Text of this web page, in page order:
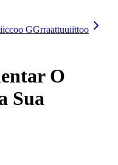
iiccoo GGrraattuuiittoo
O
Sua